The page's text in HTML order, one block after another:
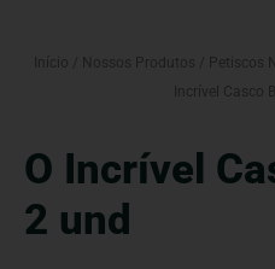
Início Nossos Produtos Petiscos
Incrível Casco
O Incrível
2 und